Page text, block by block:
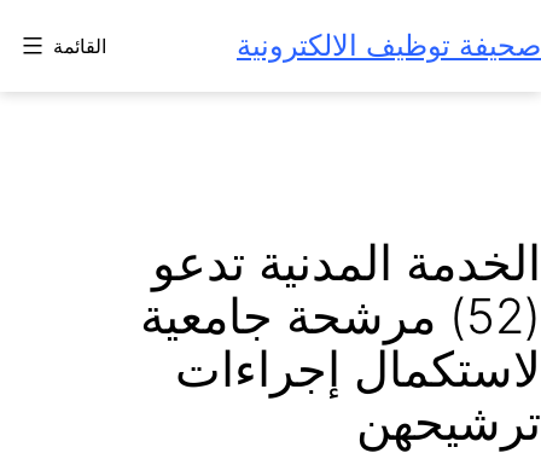
إلى
المحتوى
صحيفة توظيف الالكترونية القائمة
الخدمة المدنية تدعو
(52) مرشحة جامعية
لاستكمال إجراءات
ترشيحهن